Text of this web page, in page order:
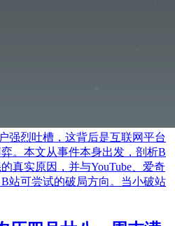
强烈吐槽，这背后是互联网平台
。本文从事件本身出发，剖析B
真实原因，并与YouTube、爱奇
站可尝试的破局方向。当小破站